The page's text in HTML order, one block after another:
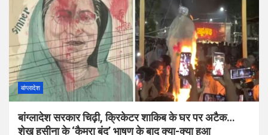
बांग्लादेश
बांग्लादेश सरकार चिढ़ी, क्रिकेटर शाकिब के घर पर अटैक…
शेख हसीना के ‘कैमरा बंद’ भाषण के बाद क्या-क्या हुआ